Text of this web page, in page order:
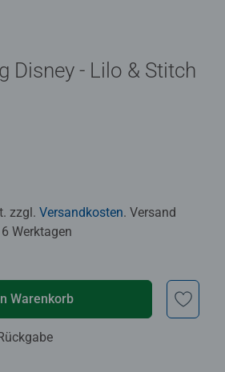
Disney - Lilo & Stitch
zzgl. Versandkosten. Versand
Werktagen
Warenkorb